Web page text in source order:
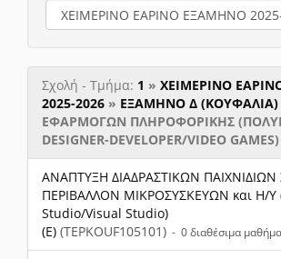
Σχολή - Τμήμα: 1 » ΧΕΙΜΕΡΙΝΟ
2025-2026 » ΕΞΑΜΗΝΟ Δ (ΚΟΥΦΑΛΙΑ)
ΕΦΑΡΜΟΓΩΝ ΠΛΗΡΟΦΟΡΙΚΗΣ
DESIGNER-DEVELOPER/VIDEO GAMES)
ΑΝΑΠΤΥΞΗ ΔΙΑΔΡΑΣΤΙΚΩΝ ΠΑΙΧΝΙΔΙΩΝ
ΠΕΡΙΒΑΛΛΟΝ ΜΙΚΡΟΣΥΣΚΕΥΩΝ και Η/Υ
Studio/Visual Studio)
(E) (TEPKOUF105101) - 0 διαθέσιμα